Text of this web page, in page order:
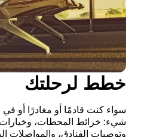
خطط لرحلتك
سواء كنت قادمًا أو مغادرًا أو في
شيء: خرائط المحطات،
وتوصيات الفنادق، والمواصلات